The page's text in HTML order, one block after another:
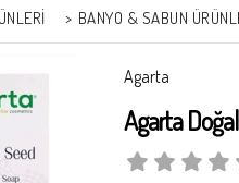
> BANYO & SABUN
Agarta
Agarta